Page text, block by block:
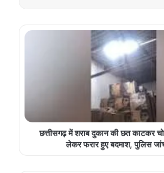
छत्तीसगढ़ में शराब दुकान की छत काटकर
लेकर फरार हुए बदमाश, पुलिस